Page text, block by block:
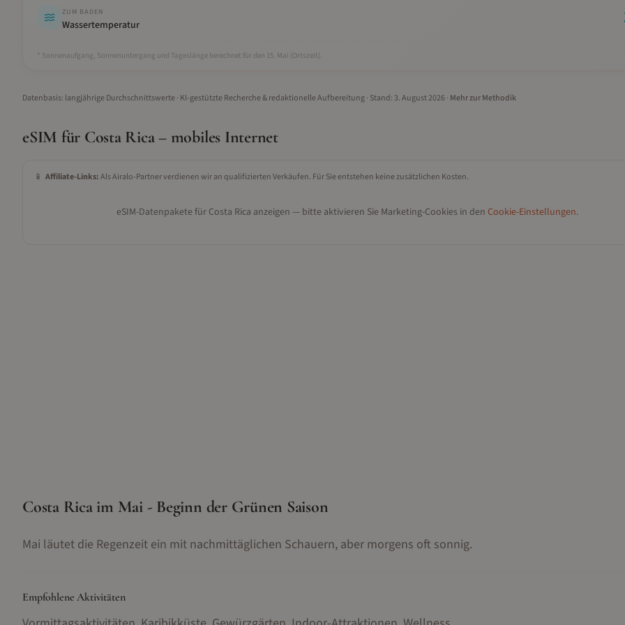
ZUM BADEN
Wassertemperatur
* Sonnenaufgang, Sonnenuntergang und Tageslänge berechnet für den 15. Mai (Ortszeit).
Datenbasis: langjährige Durchschnittswerte · KI-gestützte Recherche & redaktionelle Aufbereitung· Stand: 3. August 2026· Mehr zur Methodik
eSIM für Costa Rica– mobiles Internet
📱 Affiliate-Links:Als Airalo-Partner verdienen wir an qualifizierten Verkäufen. Für Sie entstehen keine zusätzlichen Kosten.
eSIM-Datenpakete für Costa Rica anzeigen — bitte aktivieren Sie Marketing-Cookies in den Cookie-Einstellungen.
Costa Rica im Mai - Beginn der Grünen Saison
Mai läutet die Regenzeit ein mit nachmittäglichen Schauern, aber morgens oft sonnig.
Empfohlene Aktivitäten